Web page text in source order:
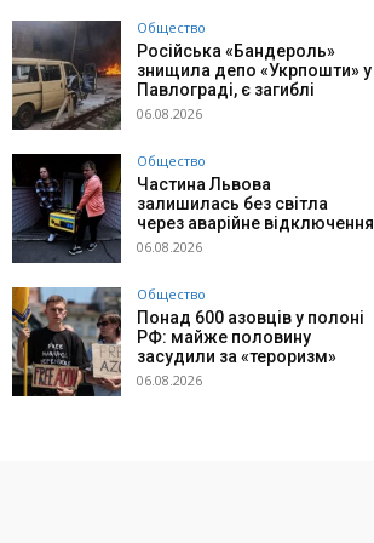
Общество
Російська «Бандероль»
знищила депо «Укрпошти» у
Павлограді, є загиблі
06.08.2026
Общество
Частина Львова
залишилась без світла
через аварійне відключення
06.08.2026
Общество
Понад 600 азовців у полоні
РФ: майже половину
засудили за «тероризм»
06.08.2026